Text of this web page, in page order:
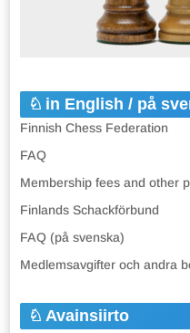
in English / på
Finnish Chess Federation
FAQ
Membership fees and other
Finlands Schackförbund
FAQ (på svenska)
Medlemsavgifter och andra
Avainsiirto